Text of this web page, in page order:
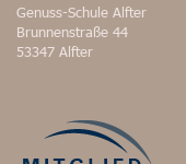
Genuss-Schule Alfter
Brunnenstraße 44
53347 Alfter